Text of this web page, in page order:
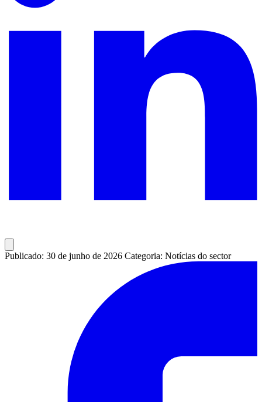
Publicado: 30 de junho de 2026 Categoria: Notícias do sector